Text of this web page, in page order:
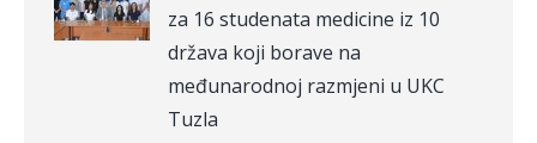
za 16 studenata medicine iz 10
država koji borave na
međunarodnoj razmjeni u UKC
Tuzla